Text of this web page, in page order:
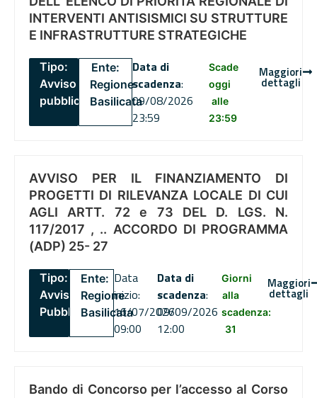
INTERVENTI ANTISISMICI SU STRUTTURE
E INFRASTRUTTURE STRATEGICHE
Tipo:
Avviso
pubblico
Ente:
Regione
Basilicata
Data di
scadenza:
09/08/2026
23:59
Scade
oggi
alle
23:59
Maggiori
dettagli
AVVISO PER IL FINANZIAMENTO DI
PROGETTI DI RILEVANZA LOCALE DI CUI
AGLI ARTT. 72 e 73 DEL D. LGS. N.
117/2017 , .. ACCORDO DI PROGRAMMA
(ADP) 25- 27
Tipo:
Avviso
Pubblico
Ente:
Regione
Basilicata
Data
inizio:
16/07/2026
09:00
Data di
scadenza:
09/09/2026
12:00
Giorni
alla
scadenza:
31
Maggiori
dettagli
Bando di Concorso per l’accesso al Corso